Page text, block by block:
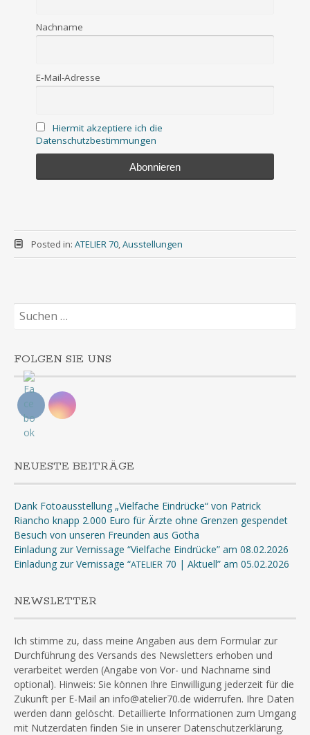
Nach­na­me
E‑Mail-Adres­se
Hier­mit akzep­tie­re ich die
Datenschutzbestimmungen
Posted in: ATELIER 70,Ausstellungen
Suchen
nach:
FOLGEN SIE UNS
NEUESTE BEITRÄGE
Dank Fotoausstellung „Vielfache Eindrücke“ von Patrick
Riancho knapp 2.000 Euro für Ärzte ohne Grenzen gespendet
Besuch von unseren Freunden aus Gotha
Einladung zur Vernissage “Vielfache Eindrücke” am 08.02.2026
Einladung zur Vernissage “ATELIER 70 | Aktuell” am 05.02.2026
NEWSLETTER
Ich stimme zu, dass meine Angaben aus dem Formular zur
Durchführung des Versands des Newsletters erhoben und
verarbeitet werden (Angabe von Vor- und Nachname sind
optional). Hinweis: Sie können Ihre Einwilligung jederzeit für die
Zukunft per E-Mail an info@atelier70.de widerrufen. Ihre Daten
werden dann gelöscht. Detaillierte Informationen zum Umgang
mit Nutzerdaten finden Sie in unserer Datenschutzerklärung.